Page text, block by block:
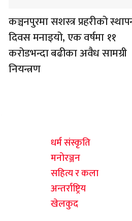
कञ्चनपुरमा सशस्त्र प्रहरीको
दिवस मनाइयो, एक वर्षमा ११
करोडभन्दा बढीका अवैध सामग्री
नियन्त्रण
धर्म संस्कृति
मनोरञ्जन
सहित्य र कला
अन्तर्राष्ट्रिय
खेलकुद